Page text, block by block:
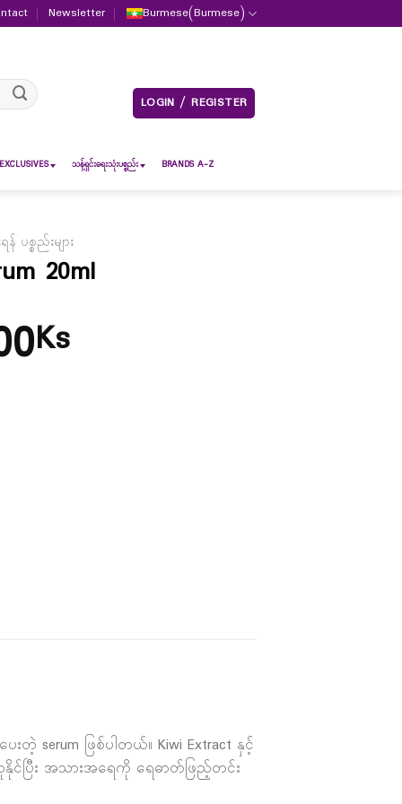
Newsletter Burmese(Burmese)
LOGIN / REGISTER
သန့်ရှင်းရေးသုံးပစ္စည်း BRANDS A-Z
ပစ္စည်းများ
20ml
Ks
serum ဖြစ်ပါတယ်။ Kiwi Extract နှင့်
နိုင်ပြီး အသားအရေကို ရေဓာတ်ဖြည့်တင်း